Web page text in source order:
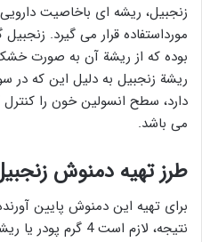
زنجبیل، ریشه ای باخاصیت
مورداستفاده قرار می گیرد.
بوده که از ریشة آن به صورت
ریشة زنجبیل به دلیل این که
دارد، سطح انسولین خون را کنترل
می باشد.
طرز تهیه دمنوش
برای تهیه این دمنوش پایین
نتیجه، لازم است 4